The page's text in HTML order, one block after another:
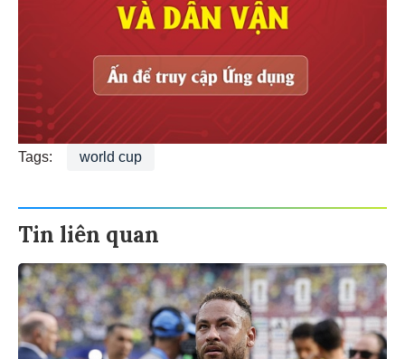
Tags: world cup
Tin liên quan